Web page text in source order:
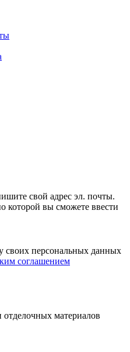
свой адрес эл. почты.
которой вы сможете ввести
своих персональных данных
соглашением
отделочных материалов